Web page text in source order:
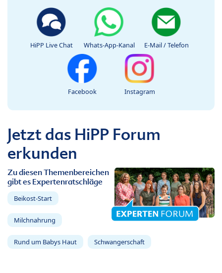
HiPP Live Chat Whats-App-Kanal E-Mail / Telefon
Facebook Instagram
Jetzt das HiPP Forum
erkunden
Zu diesen Themenbereichen
gibt es Expertenratschläge
Beikost-Start
Milchnahrung
Rund um Babys Haut Schwangerschaft